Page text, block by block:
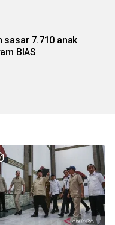
sasar 7.710 anak
BIAS